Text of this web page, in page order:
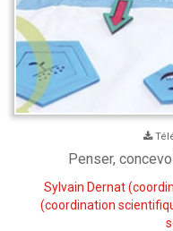
Penser,
Sylvain Dernat
(coordination